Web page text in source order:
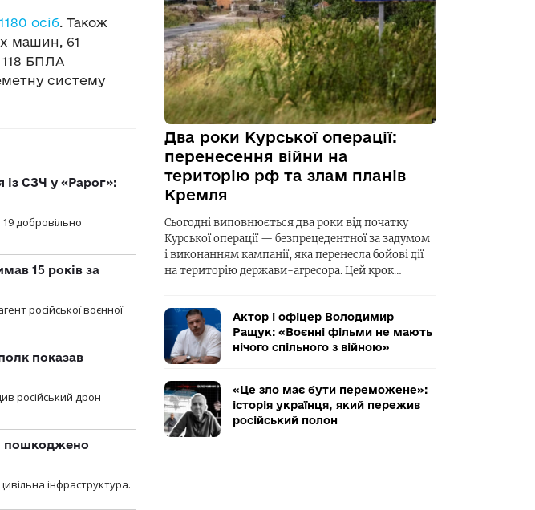
осіб. Також
машин, 61
118 БПЛА
систему
із СЗЧ у «Рарог»:
добровільно
15 років за
російської воєнної
показав
російський дрон
пошкоджено
інфраструктура.
Два роки Курської операції:
перенесення війни на
територію рф та злам планів
Кремля
Сьогодні виповнюється два роки від початку
Курської операції — безпрецедентної за задумом
і виконанням кампанії, яка перенесла бойові дії
на територію держави-агресора. Цей крок…
Актор і офіцер Володимир
Ращук: «Воєнні фільми не мають
нічого спільного з війною»
«Це зло має бути переможене»:
історія українця, який пережив
російський полон